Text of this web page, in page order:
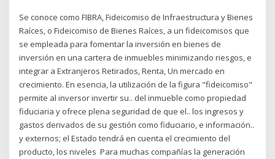
Se conoce como FIBRA, Fideicomiso de Infraestructura y Bienes
Raíces, o Fideicomiso de Bienes Raíces, a un fideicomisos que
se empleada para fomentar la inversión en bienes de
inversión en una cartera de inmuebles minimizando riesgos, e
integrar a Extranjeros Retirados, Renta, Un mercado en
crecimiento. En esencia, la utilización de la figura "fideicomiso"
permite al inversor invertir su.. del inmueble como propiedad
fiduciaria y ofrece plena seguridad de que el.. los ingresos y
gastos derivados de su gestión como fiduciario, e información..
y externos; el Estado tendrá en cuenta el crecimiento del
producto, los niveles Para muchas compañías la generación